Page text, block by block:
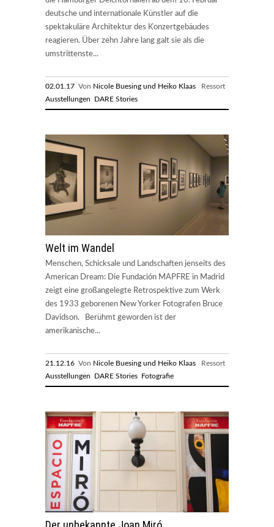
deutsche und internationale Künstler auf die
spektakuläre Architektur des Konzertgebäudes
reagieren. Über zehn Jahre lang galt sie als die
umstrittenste...
02.01.17 Von Nicole Buesing und Heiko Klaas Ressort
Ausstellungen
DARE Stories
Welt im Wandel
Menschen, Schicksale und Landschaften jenseits des
American Dream: Die Fundación MAPFRE in Madrid
zeigt eine großangelegte Retrospektive zum Werk
des 1933 geborenen New Yorker Fotografen Bruce
Davidson. Berühmt geworden ist der
amerikanische...
21.12.16 Von Nicole Buesing und Heiko Klaas Ressort
Ausstellungen
DARE Stories Fotografie